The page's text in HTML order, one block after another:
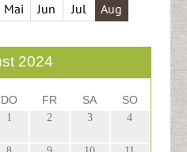
Mai Jun Jul
Aug
2024
DO FR SA SO
1 2 3 4